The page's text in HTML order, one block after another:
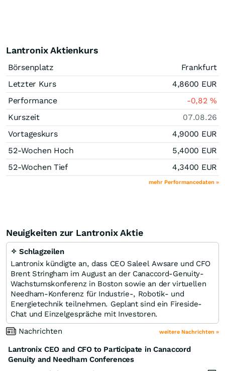
Lantronix Aktienkurs
Börsenplatz
Frankfurt
Letzter Kurs
4,8600 EUR
Performance
-0,82%
Kurszeit
07.08.26
Vortageskurs
4,9000 EUR
52-Wochen Hoch
5,4000 EUR
52-Wochen Tief
4,3400 EUR
mehr Performancedaten »
Neuigkeiten zur Lantronix Aktie
✧ Schlagzeilen
Lantronix kündigte an, dass CEO Saleel Awsare und CFO
Brent Stringham im August an der Canaccord-Genuity-
Wachstumskonferenz in Boston sowie an der virtuellen
Needham-Konferenz für Industrie-, Robotik- und
Energietechnik teilnehmen. Geplant sind ein Fireside-
Chat und Einzelgespräche mit Investoren.
Nachrichten
weitere Nachrichten »
Lantronix CEO and CFO to Participate in Canaccord
Genuity and Needham Conferences